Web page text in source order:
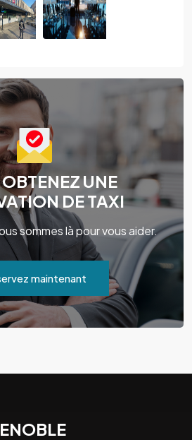
UNE
DE TAXI
sommes là pour vous aider.
maintenant